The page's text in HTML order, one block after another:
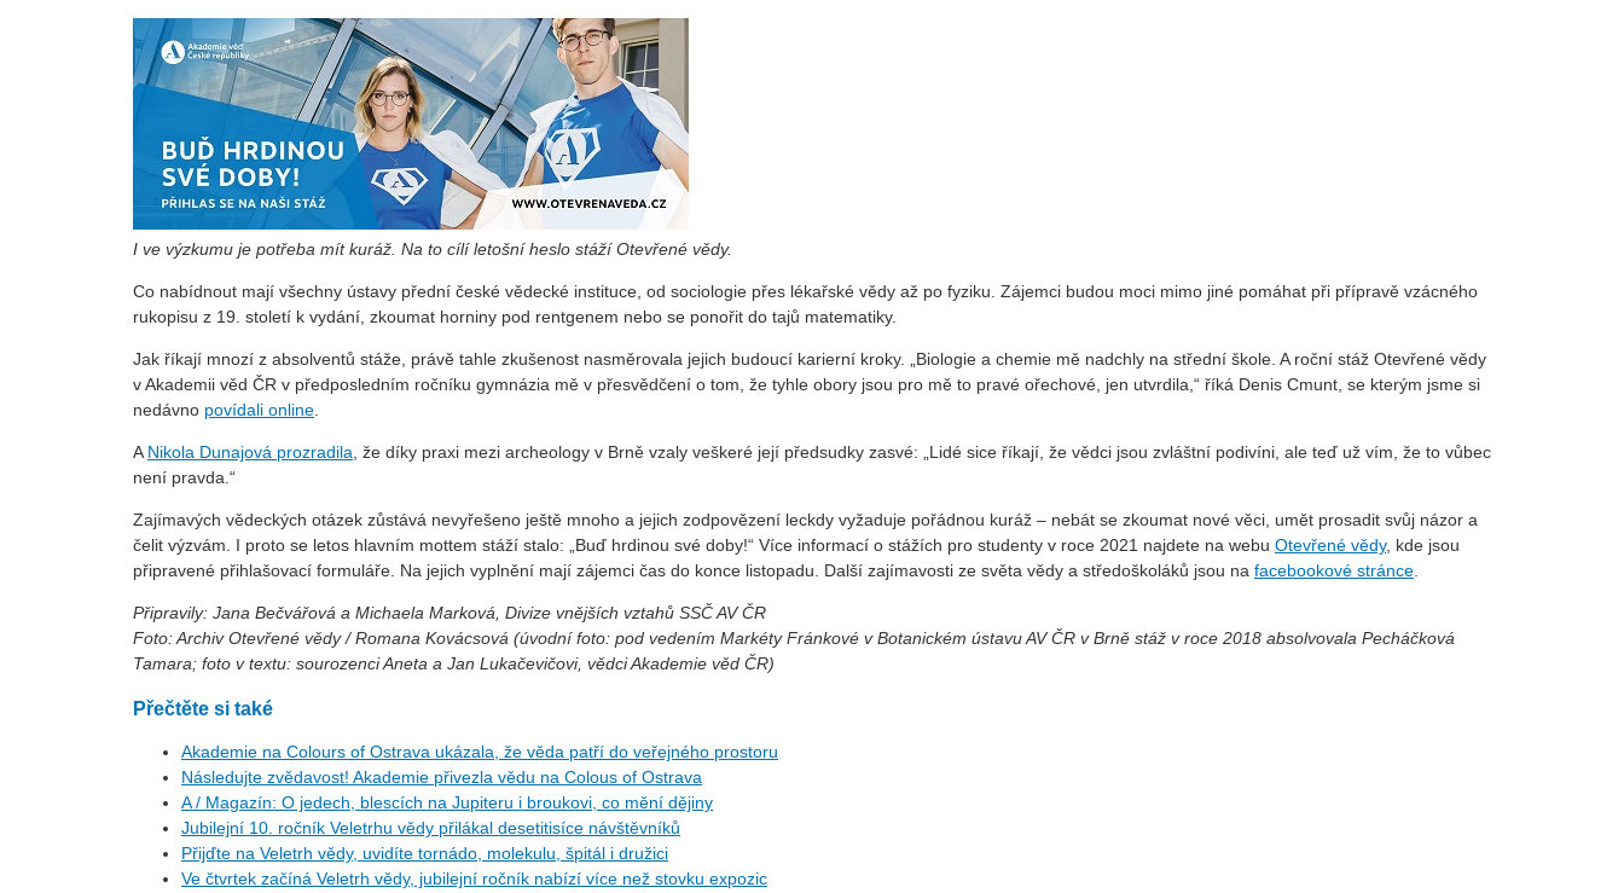
I ve výzkumu je potřeba mít kuráž. Na to cílí letošní heslo stáží Otevřené vědy.
Co nabídnout mají všechny ústavy přední české vědecké instituce, od sociologie přes lékařské vědy až po fyziku. Zájemci budou moci mimo jiné pomáhat při přípravě vzácného
rukopisu z 19. století k vydání, zkoumat horniny pod rentgenem nebo se ponořit do tajů matematiky.
Jak říkají mnozí z absolventů stáže, právě tahle zkušenost nasměrovala jejich budoucí karierní kroky. „Biologie a chemie mě nadchly na střední škole. A roční stáž Otevřené vědy
v Akademii věd ČR v předposledním ročníku gymnázia mě v přesvědčení o tom, že tyhle obory jsou pro mě to pravé ořechové, jen utvrdila,“ říká Denis Cmunt, se kterým jsme si
nedávno povídali online.
ANikola Dunajová prozradila, že díky praxi mezi archeology v Brně vzaly veškeré její předsudky zasvé: „Lidé sice říkají, že vědci jsou zvláštní podivíni, ale teď už vím, že to vůbec
není pravda.“
Zajímavých vědeckých otázek zůstává nevyřešeno ještě mnoho a jejich zodpovězení leckdy vyžaduje pořádnou kuráž – nebát se zkoumat nové věci, umět prosadit svůj názor a
čelit výzvám. I proto se letos hlavním mottem stáží stalo: „Buď hrdinou své doby!“ Více informací o stážích pro studenty v roce 2021 najdete na webu Otevřené vědy, kde jsou
připravené přihlašovací formuláře. Na jejich vyplnění mají zájemci čas do konce listopadu. Další zajímavosti ze světa vědy a středoškoláků jsou na facebookové stránce.
Připravily: Jana Bečvářová a Michaela Marková, Divize vnějších vztahů SSČ AV ČR
Foto: Archiv Otevřené vědy / Romana Kovácsová (úvodní foto: pod vedením Markéty Fránkové v Botanickém ústavu AV ČR v Brně stáž v roce 2018 absolvovala Pecháčková
Tamara; foto v textu: sourozenci Aneta a Jan Lukačevičovi, vědci Akademie věd ČR)
Přečtěte si také
Akademie na Colours of Ostrava ukázala, že věda patří do veřejného prostoru
Následujte zvědavost! Akademie přivezla vědu na Colous of Ostrava
A / Magazín: O jedech, blescích na Jupiteru i broukovi, co mění dějiny
Jubilejní 10. ročník Veletrhu vědy přilákal desetitisíce návštěvníků
Přijďte na Veletrh vědy, uvidíte tornádo, molekulu, špitál i družici
Ve čtvrtek začíná Veletrh vědy, jubilejní ročník nabízí více než stovku expozic